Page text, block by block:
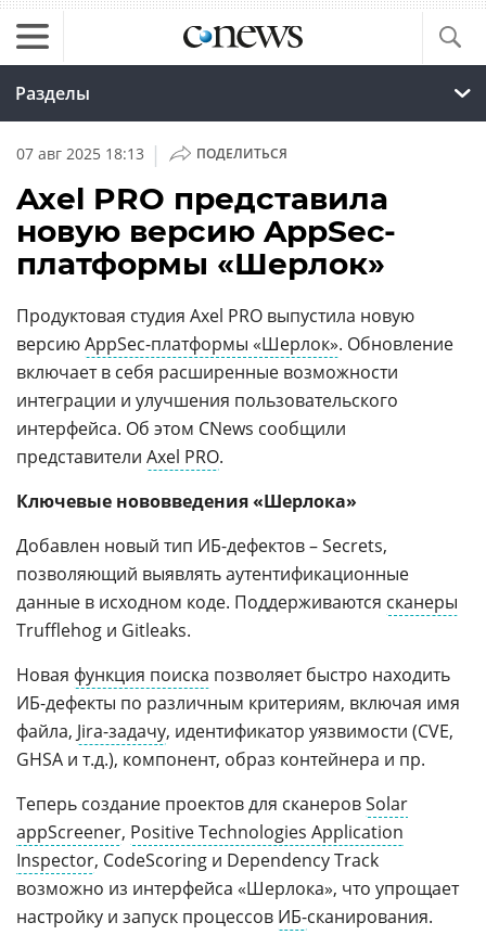
Разделы
07 авг 2025 18:13 | ПОДЕЛИТЬСЯ
Axel PRO представила
новую версию AppSec-
платформы «Шерлок»
Продуктовая студия Axel PRO выпустила новую
версиюAppSec-платформы «Шерлок». Обновление
включает в себя расширенные возможности
интеграции и улучшения пользовательского
интерфейса. Об этом CNews сообщили
представители Axel PRO.
Ключевые нововведения «Шерлока»
Добавлен новый тип ИБ-дефектов – Secrets,
позволяющий выявлять аутентификационные
данные в исходном коде. Поддерживаются сканеры
Trufflehog и Gitleaks.
Новая функция поиска позволяет быстро находить
ИБ-дефекты по различным критериям, включая имя
файла, Jira-задачу, идентификатор уязвимости (CVE,
GHSA и т.д.), компонент, образ контейнера и пр.
Теперь создание проектов для сканеровSolar
appScreener, Positive Technologies Application
Inspector, CodeScoring и Dependency Track
возможно из интерфейса «Шерлока», что упрощает
настройку и запуск процессов ИБ-сканирования.